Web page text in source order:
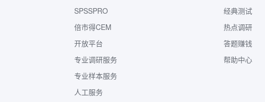
SPSSPRO
倍市得CEM
开放平台
专业调研服务
专业样本服务
人工服务
经典测试
热点调研
答题赚钱
帮助中心